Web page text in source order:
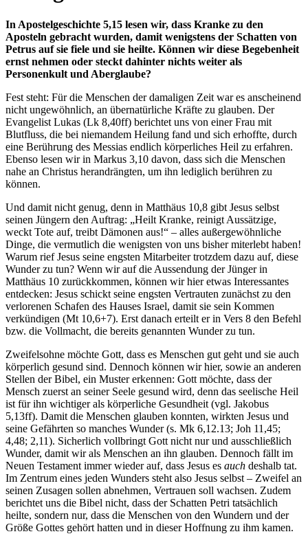
In Apostelgeschichte 5,15 lesen wir, dass Kranke zu den
Aposteln gebracht wurden, damit wenigstens der Schatten von
Petrus auf sie fiele und sie heilte. Können wir diese Begebenheit
ernst nehmen oder steckt dahinter nichts weiter als
Personenkult und Aberglaube?
Fest steht: Für die Menschen der damaligen Zeit war es anscheinend
nicht ungewöhnlich, an übernatürliche Kräfte zu glauben. Der
Evangelist Lukas (Lk 8,40ff) berichtet uns von einer Frau mit
Blutfluss, die bei niemandem Heilung fand und sich erhoffte, durch
eine Berührung des Messias endlich körperliches Heil zu erfahren.
Ebenso lesen wir in Markus 3,10 davon, dass sich die Menschen
nahe an Christus herandrängten, um ihn lediglich berühren zu
können.
Und damit nicht genug, denn in Matthäus 10,8 gibt Jesus selbst
seinen Jüngern den Auftrag: „Heilt Kranke, reinigt Aussätzige,
weckt Tote auf, treibt Dämonen aus!“ – alles außergewöhnliche
Dinge, die vermutlich die wenigsten von uns bisher miterlebt haben!
Warum rief Jesus seine engsten Mitarbeiter trotzdem dazu auf, diese
Wunder zu tun? Wenn wir auf die Aussendung der Jünger in
Matthäus 10 zurückkommen, können wir hier etwas Interessantes
entdecken: Jesus schickt seine engsten Vertrauten zunächst zu den
verlorenen Schafen des Hauses Israel, damit sie sein Kommen
verkündigen (Mt 10,6+7). Erst danach erteilt er in Vers 8 den Befehl
bzw. die Vollmacht, die bereits genannten Wunder zu tun.
Zweifelsohne möchte Gott, dass es Menschen gut geht und sie auch
körperlich gesund sind. Dennoch können wir hier, sowie an anderen
Stellen der Bibel, ein Muster erkennen: Gott möchte, dass der
Mensch zuerst an seiner Seele gesund wird, denn das seelische Heil
ist für ihn wichtiger als körperliche Gesundheit (vgl. Jakobus
5,13ff). Damit die Menschen glauben konnten, wirkten Jesus und
seine Gefährten so manches Wunder (s. Mk 6,12.13; Joh 11,45;
4,48; 2,11). Sicherlich vollbringt Gott nicht nur und ausschließlich
Wunder, damit wir als Menschen an ihn glauben. Dennoch fällt im
Neuen Testament immer wieder auf, dass Jesus es auch deshalb tat.
Im Zentrum eines jeden Wunders steht also Jesus selbst – Zweifel an
seinen Zusagen sollen abnehmen, Vertrauen soll wachsen. Zudem
berichtet uns die Bibel nicht, dass der Schatten Petri tatsächlich
heilte, sondern nur, dass die Menschen von den Wundern und der
Größe Gottes gehört hatten und in dieser Hoffnung zu ihm kamen.